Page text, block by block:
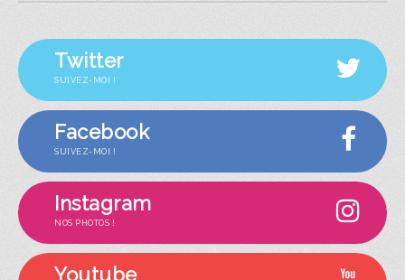
Twitter
SUIVEZ-MOI !
Facebook
SUIVEZ-MOI !
Instagram
NOS PHOTOS !
Youtube